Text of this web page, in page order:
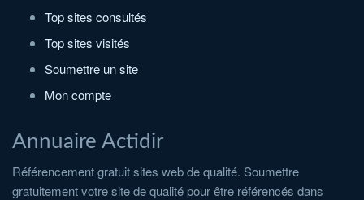
Top sites consultés
Top sites visités
Soumettre un site
Mon compte
Annuaire Actidir
Référencement gratuit sites web de qualité. Soumettre
gratuitement votre site de qualité pour être référencés dans